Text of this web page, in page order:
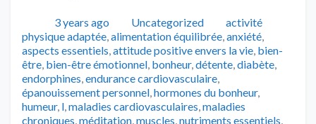
Publié3 years ago Catégories
Uncategorized Tags
activité
physique adaptée,alimentation équilibrée,anxiété,
aspects essentiels,attitude positive envers la vie, bien-
être, bien-être émotionnel, bonheur,détente,diabète,
endorphines,endurance cardiovasculaire,
épanouissement personnel,hormones du bonheur,
humeur, l,maladies cardiovasculaires,maladies
chroniques,méditation,muscles,nutriments essentiels,